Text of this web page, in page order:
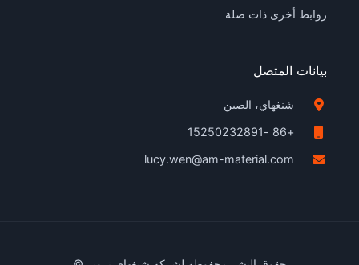
روابط أخرى ذات صلة
بيانات المتصل
شنغهاي، الصين
+86 -15250232891
lucy.wen@am-material.com